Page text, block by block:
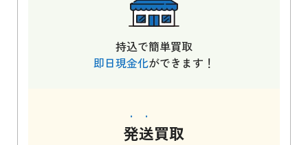
持込で簡単買取
即日現金化ができます！
発送買取